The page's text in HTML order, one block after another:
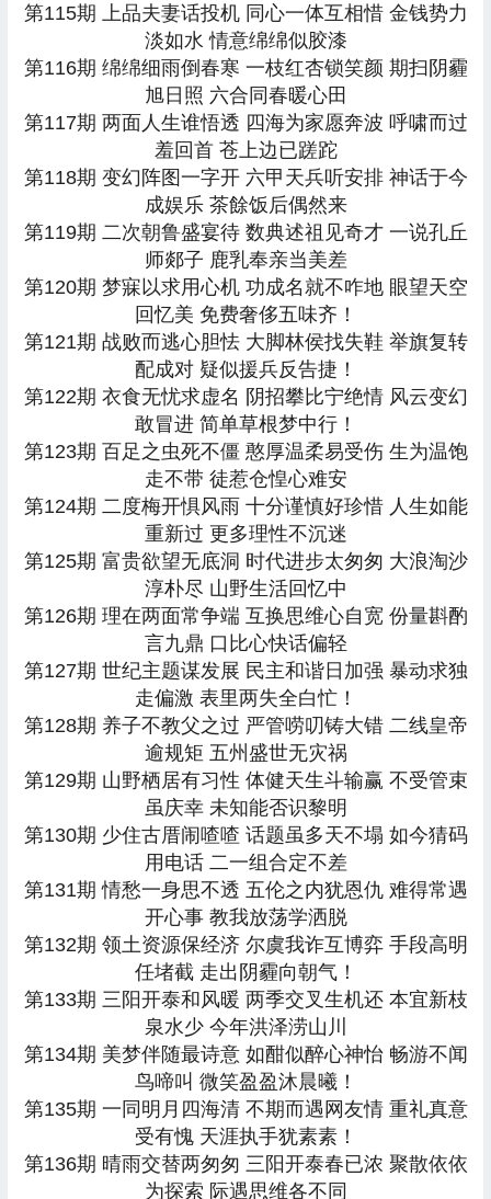
第115期 上品夫妻话投机 同心一体互相惜 金钱势力
淡如水 情意绵绵似胶漆
第116期 绵绵细雨倒春寒 一枝红杏锁笑颜 期扫阴霾
旭日照 六合同春暖心田
第117期 两面人生谁悟透 四海为家愿奔波 呼啸而过
羞回首 苍上边已蹉跎
第118期 变幻阵图一字开 六甲天兵听安排 神话于今
成娱乐 茶餘饭后偶然来
第119期 二次朝鲁盛宴待 数典述祖见奇才 一说孔丘
师郯子 鹿乳奉亲当美差
第120期 梦寐以求用心机 功成名就不咋地 眼望天空
回忆美 免费奢侈五味齐！
第121期 战败而逃心胆怯 大脚林侯找失鞋 举旗复转
配成对 疑似援兵反告捷！
第122期 衣食无忧求虚名 阴招攀比宁绝情 风云变幻
敢冒进 简单草根梦中行！
第123期 百足之虫死不僵 憨厚温柔易受伤 生为温饱
走不带 徒惹仓惶心难安
第124期 二度梅开惧风雨 十分谨慎好珍惜 人生如能
重新过 更多理性不沉迷
第125期 富贵欲望无底洞 时代进步太匆匆 大浪淘沙
淳朴尽 山野生活回忆中
第126期 理在两面常争端 互换思维心自宽 份量斟酌
言九鼎 口比心快话偏轻
第127期 世纪主题谋发展 民主和谐日加强 暴动求独
走偏激 表里两失全白忙！
第128期 养子不教父之过 严管唠叨铸大错 二线皇帝
逾规矩 五州盛世无灾祸
第129期 山野栖居有习性 体健天生斗输赢 不受管束
虽庆幸 未知能否识黎明
第130期 少住古厝闹喳喳 话题虽多天不塌 如今猜码
用电话 二一组合定不差
第131期 情愁一身思不透 五伦之内犹恩仇 难得常遇
开心事 教我放荡学洒脱
第132期 领土资源保经济 尔虞我诈互博弈 手段高明
任堵截 走出阴霾向朝气！
第133期 三阳开泰和风暖 两季交叉生机还 本宜新枝
泉水少 今年洪泽涝山川
第134期 美梦伴随最诗意 如酣似醉心神怡 畅游不闻
鸟啼叫 微笑盈盈沐晨曦！
第135期 一同明月四海清 不期而遇网友情 重礼真意
受有愧 天涯执手犹素素！
第136期 晴雨交替两匆匆 三阳开泰春已浓 聚散依依
为探索 际遇思维各不同